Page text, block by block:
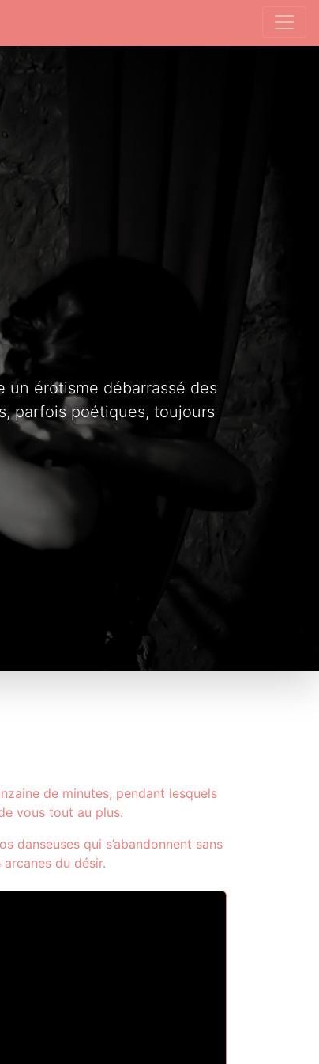
un érotisme débarrassé des
parfois poétiques, toujours
de minutes, pendant lesquels
vous tout au plus.
danseuses qui s’abandonnent sans
du désir.